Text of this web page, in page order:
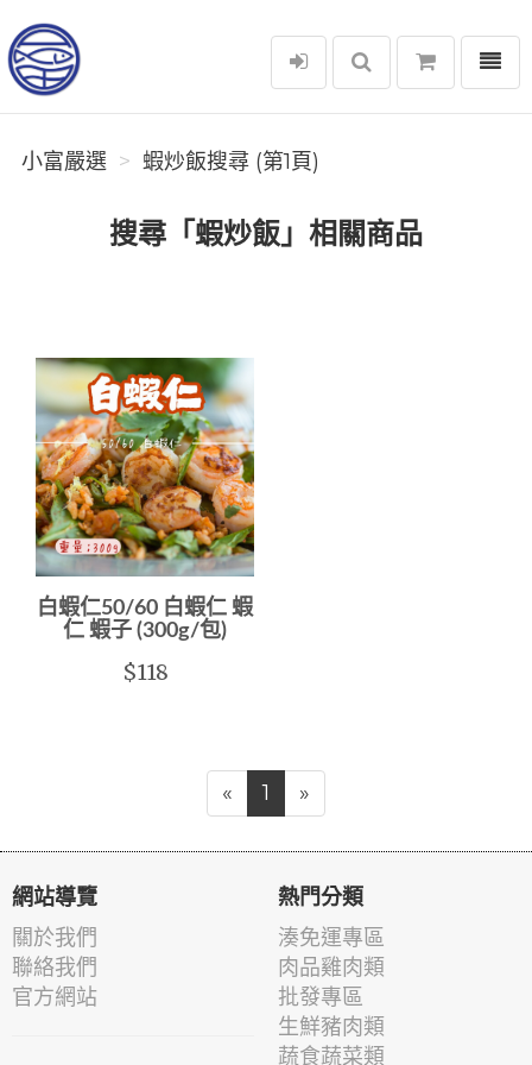
小富嚴選
選單
小富嚴選 蝦炒飯搜尋 (第1頁)
搜尋「蝦炒飯」相關商品
白蝦仁50/60 白蝦仁 蝦
仁 蝦子 (300g/包)
$118
« 1 »
網站導覽
關於我們
聯絡我們
官方網站
熱門分類
湊免運專區
肉品雞肉類
批發專區
生鮮豬肉類
蔬食蔬菜類